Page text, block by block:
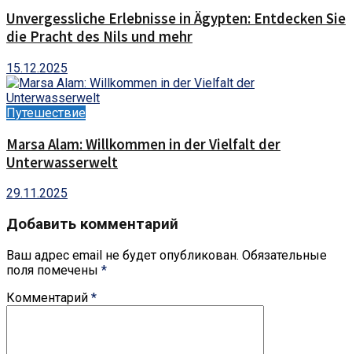
Unvergessliche Erlebnisse in Ägypten: Entdecken Sie
die Pracht des Nils und mehr
15.12.2025
Путешествие
Marsa Alam: Willkommen in der Vielfalt der
Unterwasserwelt
29.11.2025
Добавить комментарий
Ваш адрес email не будет опубликован. Обязательные
поля помечены *
Комментарий *